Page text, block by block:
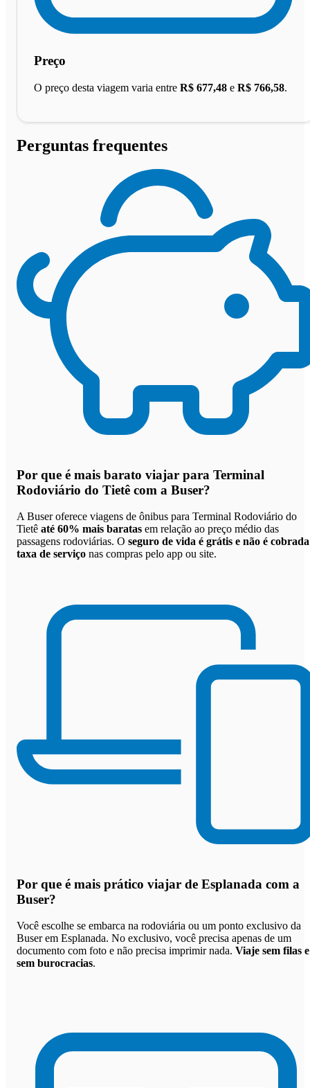
Preço
O preço desta viagem varia entre R$ 677,48 e R$ 766,58.
Perguntas frequentes
Por que é mais barato viajar para Terminal
Rodoviário do Tietê com a Buser?
A Buser oferece viagens de ônibus para Terminal Rodoviário do
Tietê até 60% mais baratas em relação ao preço médio das
passagens rodoviárias. O seguro de vida é grátis e não é cobrada
taxa de serviço nas compras pelo app ou site.
Por que é mais prático viajar de Esplanada com a
Buser?
Você escolhe se embarca na rodoviária ou um ponto exclusivo da
Buser em Esplanada. No exclusivo, você precisa apenas de um
documento com foto e não precisa imprimir nada. Viaje sem filas e
sem burocracias.